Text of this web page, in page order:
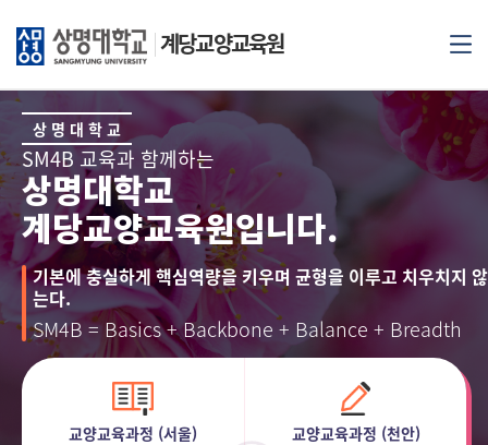
계당교양교육원
상 명 대 학 교
SM4B 교육과 함께하는
상명대학교
계당교양교육원입니다.
기본에 충실하게 핵심역량을 키우며 균형을 이루고 치우치지 않
는다.
SM4B = Basics + Backbone + Balance + Breadth
교양교육과정 (서울) 교양교육과정 (천안)